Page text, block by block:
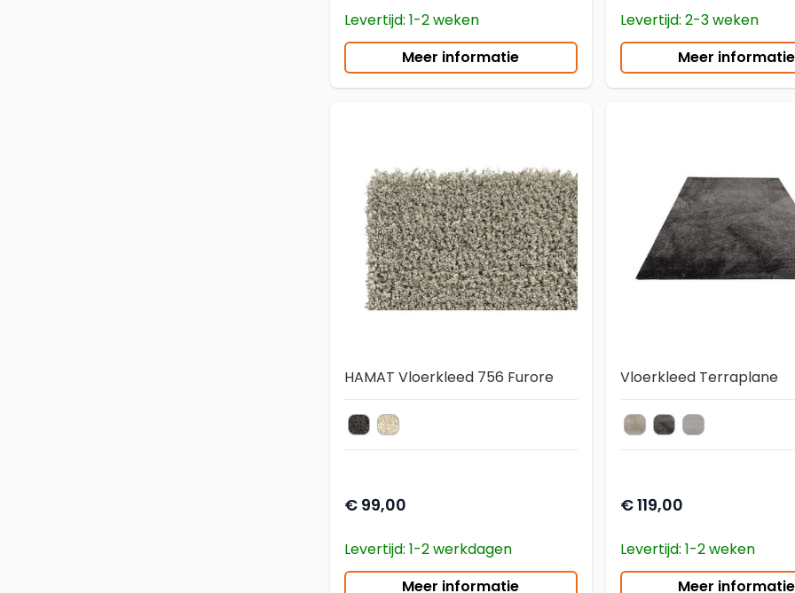
Levertijd: 1-2 weken
Meer informatie
Levertijd: 2-3 weken
Meer informatie
HAMAT Vloerkleed 756 Furore
kleur vloerkleed
007 Antraciet
031 Creme
€ 99,00
Levertijd: 1-2 werkdagen
Meer informatie
Vloerkleed Terraplane
kleur vloerkleed
20 Kurk90 Muis10 Parel
€ 119,00
Levertijd: 1-2 weken
Meer informatie